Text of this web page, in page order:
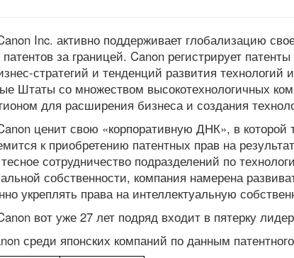
Inc. активно поддерживает глобализацию
за границей. Canon регистрирует
стратегий и тенденций развития технологий
Штаты со множеством высокотехнологичных
для расширения бизнеса и создания
ценит свою «корпоративную ДНК», в которой
к приобретению патентных прав на
сотрудничество подразделений по
собственности, компания намерена
укреплять права на интеллектуальную
вот уже 27 лет подряд входит в пятерку
среди японских компаний по данным